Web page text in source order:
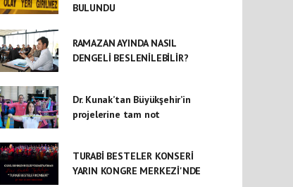
BULUNDU
RAMAZAN AYINDA NASIL
DENGELİ BESLENİLEBİLİR?
Dr. Kunak’tan Büyükşehir’in
projelerine tam not
TURABİ BESTELER KONSERİ
YARIN KONGRE MERKEZİ'NDE